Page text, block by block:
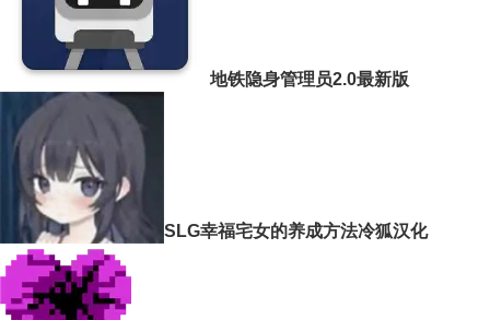
地铁隐身管理员2.0最新版
SLG幸福宅女的养成方法冷狐汉化